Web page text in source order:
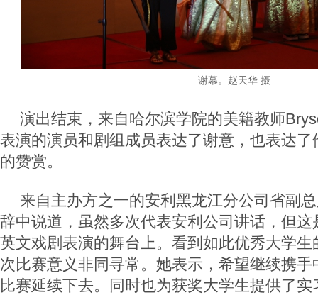
谢幕。赵天华 摄
演出结束，来自哈尔滨学院的美籍教师
表演的演员和剧组成员表达了谢意，也表达
的赞赏。
来自主办方之一的安利黑龙江分公司省副
辞中说道，虽然多次代表安利公司讲话，但
英文戏剧表演的舞台上。看到如此优秀大学
次比赛意义非同寻常。她表示，希望继续携
比赛延续下去。同时也为获奖大学生提供了